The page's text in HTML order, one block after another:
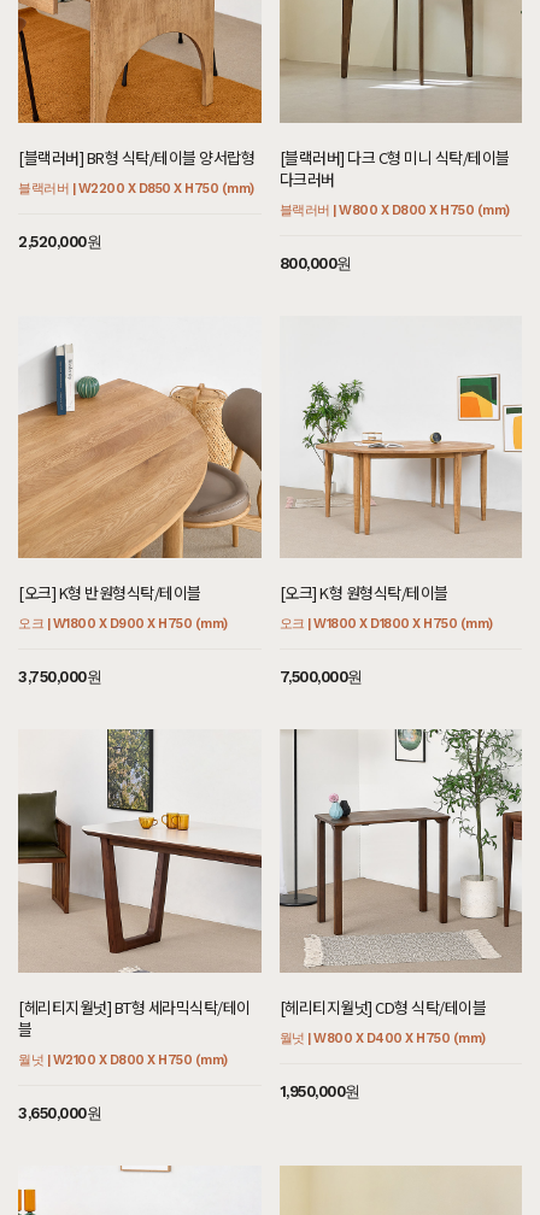
[블랙러버] BR형 식탁/테이블 양서랍형
블랙러버 | W2200 X D850 X H750 (mm)
2,520,000원
[블랙러버] 다크 C형 미니 식탁/테이블
다크러버
블랙러버 | W800 X D800 X H750 (mm)
800,000원
[오크] K형 반원형식탁/테이블
오크 | W1800 X D900 X H750 (mm)
3,750,000원
[오크] K형 원형식탁/테이블
오크 | W1800 X D1800 X H750 (mm)
7,500,000원
[헤리티지월넛] BT형 세라믹식탁/테이
블
월넛 | W2100 X D800 X H750 (mm)
3,650,000원
[헤리티지월넛] CD형 식탁/테이블
월넛 | W800 X D400 X H750 (mm)
1,950,000원